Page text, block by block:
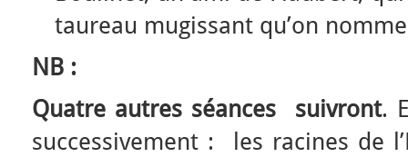
taureau mugissant qu’on nomme
NB :
Quatre autres séances suivront.
successivement : les racines de